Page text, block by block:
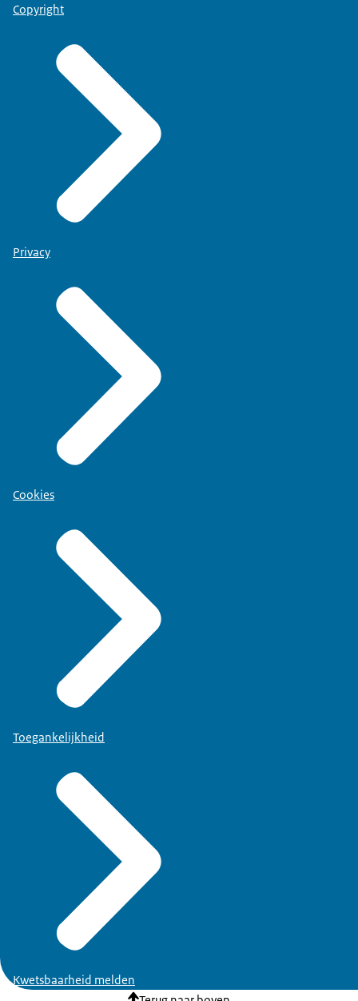
Copyright
Privacy
Cookies
Toegankelijkheid
Kwetsbaarheid melden